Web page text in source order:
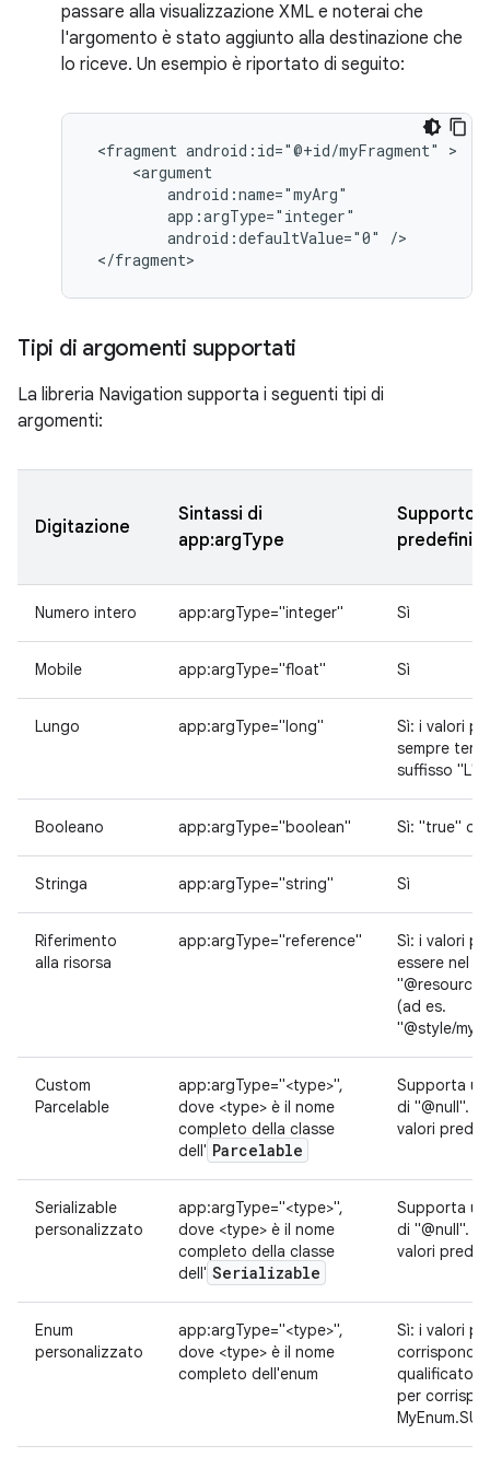
passare alla visualizzazione XML e noterai che
l'argomento è stato aggiunto alla destinazione che
lo riceve. Un esempio è riportato di seguito:
<fragment android:id="@+id/myFragment"
android:defaultValue="0"
Tipi di argomenti supportati
La libreria Navigation supporta i seguenti tipi di
argomenti:
Digitazione
Sintassi di
app:argType
Supporto
predefiniti
Numero intero app:argType="integer" Sì
Mobile app:argType="float" Sì
Lungo app:argType="long"
Sì: i valori
sempre
suffisso "L"
Booleano app:argType="boolean" Sì: "true" o
Stringa app:argType="string" Sì
Riferimento
alla risorsa
app:argType="reference"
Sì: i valori
essere nel
(ad es.
"@style/
Custom
Parcelable
app:argType="<type>",
dove <type> è il nome
completo della classe
dell' Parcelable
Supporta
di "@null".
valori
Serializable
personalizzato
app:argType="<type>",
dove <type> è il nome
completo della classe
dell' Serializable
Supporta
di "@null".
valori
Enum
personalizzato
app:argType="<type>",
dove <type> è il nome
completo dell'enum
Sì: i valori
qualificato
per